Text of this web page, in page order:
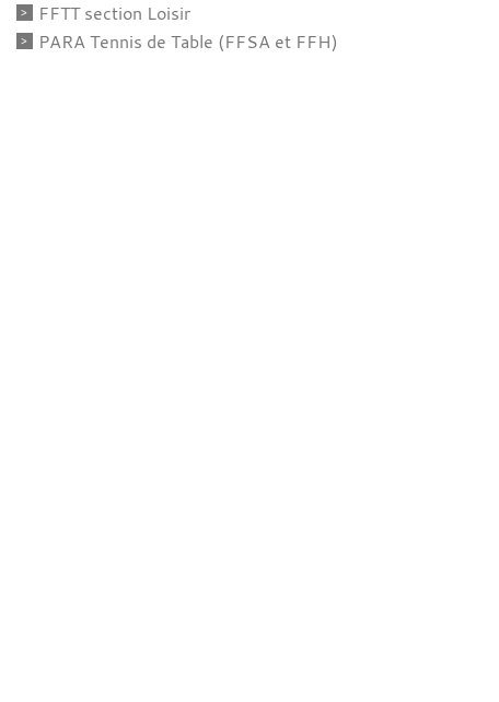
FFTT section Loisir
PARA Tennis de Table (FFSA et FFH)